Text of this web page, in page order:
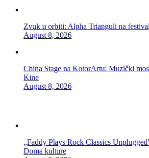
Zvuk u orbiti: Alpha Trianguli na
August 8, 2026
China Stage na KotorArtu: Muzički
Kine
August 8, 2026
„Faddy Plays Rock Classics
Doma kulture